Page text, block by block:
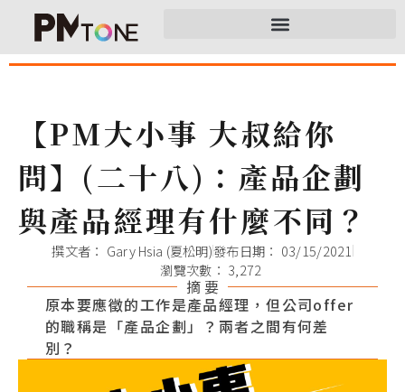
【PM大小事 大叔給你
問】(二十八)：產品企劃
與產品經理有什麼不同？
撰文者： Gary Hsia (夏松明)發布日期： 03/15/2021
瀏覽次數： 3,272
摘 要
原本要應徵的工作是產品經理，但公司offer
的職稱是「產品企劃」？兩者之間有何差
別？